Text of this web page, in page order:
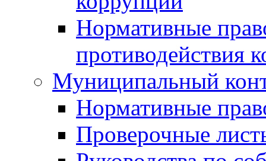
Нормативные
противодействия
Муниципальный
Нормативные
Проверочные